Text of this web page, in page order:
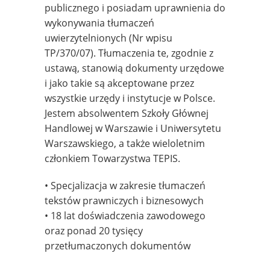
publicznego i posiadam uprawnienia do
wykonywania tłumaczeń
uwierzytelnionych (Nr wpisu
TP/370/07). Tłumaczenia te, zgodnie z
ustawą, stanowią dokumenty urzędowe
i jako takie są akceptowane przez
wszystkie urzędy i instytucje w Polsce.
Jestem absolwentem Szkoły Głównej
Handlowej w Warszawie i Uniwersytetu
Warszawskiego, a także wieloletnim
członkiem Towarzystwa TEPIS.
• Specjalizacja w zakresie tłumaczeń
tekstów prawniczych i biznesowych
• 18 lat doświadczenia zawodowego
oraz ponad 20 tysięcy
przetłumaczonych dokumentów